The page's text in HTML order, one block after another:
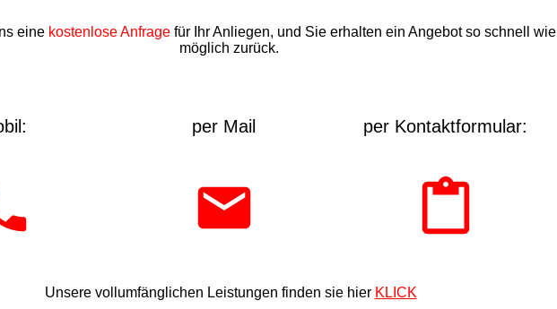
eine kostenlose Anfragefür Ihr Anliegen, und Sie erhalten ein Angebot so schnell wie
möglich zurück.
per Mail per Kontaktformular:
Unsere vollumfänglichen Leistungen finden sie hier KLICK